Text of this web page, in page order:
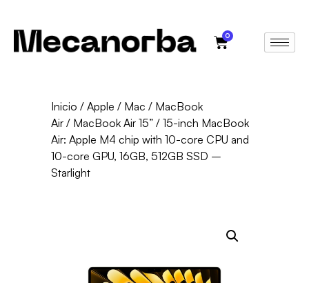
0
Inicio /Apple / Mac / MacBook
Air / MacBook Air 15” / 15-inch MacBook
Air: Apple M4 chip with 10-core CPU and
10-core GPU, 16GB, 512GB SSD –
Starlight